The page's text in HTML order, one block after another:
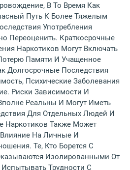
В То Время Как
Путь К Более Тяжелым
Употребления
Переоценить. Краткосрочные
Наркотиков Могут Включать
Памяти И Учащенное
Долгосрочные Последствия
Психические Заболевания
Риски Зависимости И
Реальны И Могут Иметь
Для Отдельных Людей И
Наркотиков Также Может
На Личные И
Те, Кто Борется С
Изолированными От
Трудности С